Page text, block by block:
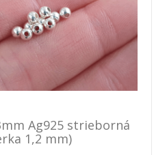
Ag925 strieborná
1,2 mm)